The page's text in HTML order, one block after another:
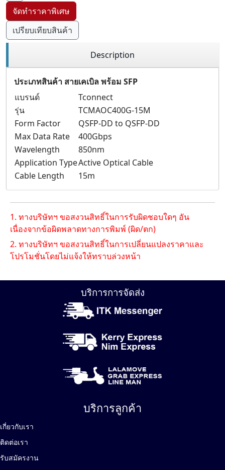
จัดทำราคาพิเศษ
เปรียบเทียบสินค้า
Description
ประเภทสินค้า สายเคเบิล พร้อม SFP
แบรนด์
Tconnect
รุ่น
TCMAOC400G-15M
Form Factor
QSFP-DD to QSFP-DD
Max Data Rate
400Gbps
Wavelength
850nm
Application TypeActive Optical Cable
Cable Length
15m
1. ทางบริษัทฯ ขอสงวนสิทธิ์ในการรับผิดชอบใดๆ อัน
เนื่องจากข้อผิดพลาดทางการพิมพ์ (ผิด/ตก)
2. ทางบริษัทฯ ขอสงวนสิทธิ์ในการเปลี่ยนแปลงราคาและ
โปรโมชั่นโดยไม่แจ้งให้ทราบล่วงหน้า
บริการการจัดส่ง
บริการลูกค้า
เกี่ยวกับเรา
ติดต่อเรา
รับสมัครงาน